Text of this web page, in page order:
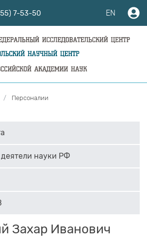
7-53-50 EN
Персоналии
науки РФ
Захар Иванович